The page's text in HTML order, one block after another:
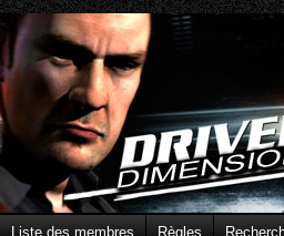
Liste des membres Règles